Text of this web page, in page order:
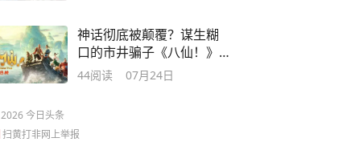
神话彻底被颠覆？谋生糊
口的市井骗子《八仙！》
闯蓬莱盗宝，横扫暑期
44阅读 07月24日
2026今日头条
扫黄打非网上举报